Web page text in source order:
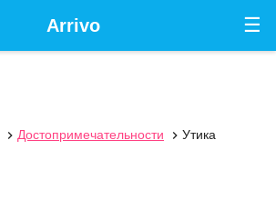
☰
Arrivo
 Достопримечательности  Утика